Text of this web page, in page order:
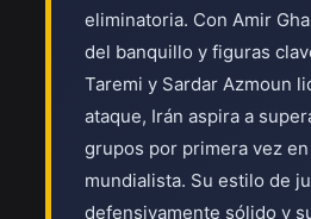
eliminatoria. Con Amir
del banquillo y figuras
Taremi y Sardar Azmoun
ataque, Irán aspira a
grupos por primera vez
mundialista. Su estilo de
defensivamente sólido y